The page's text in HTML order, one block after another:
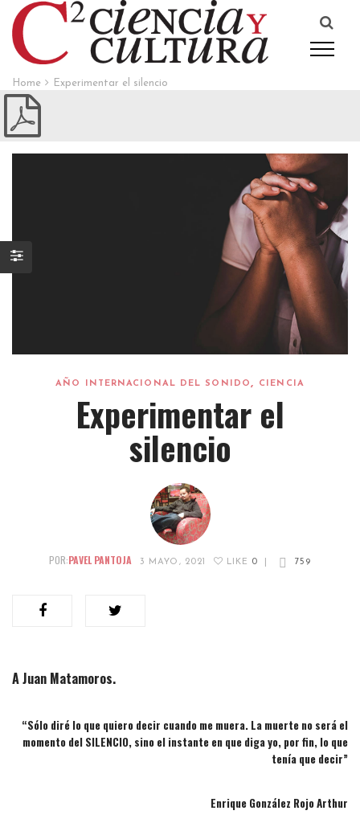
Home Experimentar el silencio
AÑO INTERNACIONAL DEL SONIDO , CIENCIA
Experimentar el
silencio
POR:PAVEL PANTOJA 3 MAYO, 2021 LIKE 0 759
A Juan Matamoros.
“Sólo diré lo que quiero decir cuando me muera. La muerte no será el
momento del SILENCIO, sino el instante en que diga yo, por fin, lo que
tenía que decir”
Enrique González Rojo Arthur